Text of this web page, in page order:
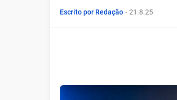
Escrito por Redação - 21.8.25